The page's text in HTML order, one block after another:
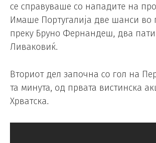
се справуваше со нападите на
Имаше Португалија две шанси во
преку Бруно Фернандеш, два
Ливаковиќ.
Вториот дел започна со гол на
та минута, од првата вистинска
Хрватска.